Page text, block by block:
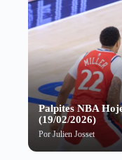
Palpites NBA
(19/02/2026)
PorJulien Josset